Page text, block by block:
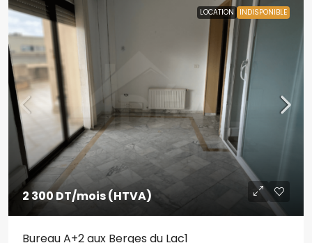
LOCATION INDISPONIBLE
2 300 DT/mois (HTVA)
Bureau A+2 aux Berges du Lac1